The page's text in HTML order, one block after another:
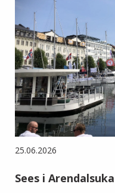
25.06.2026
Sees i Arendalsuka